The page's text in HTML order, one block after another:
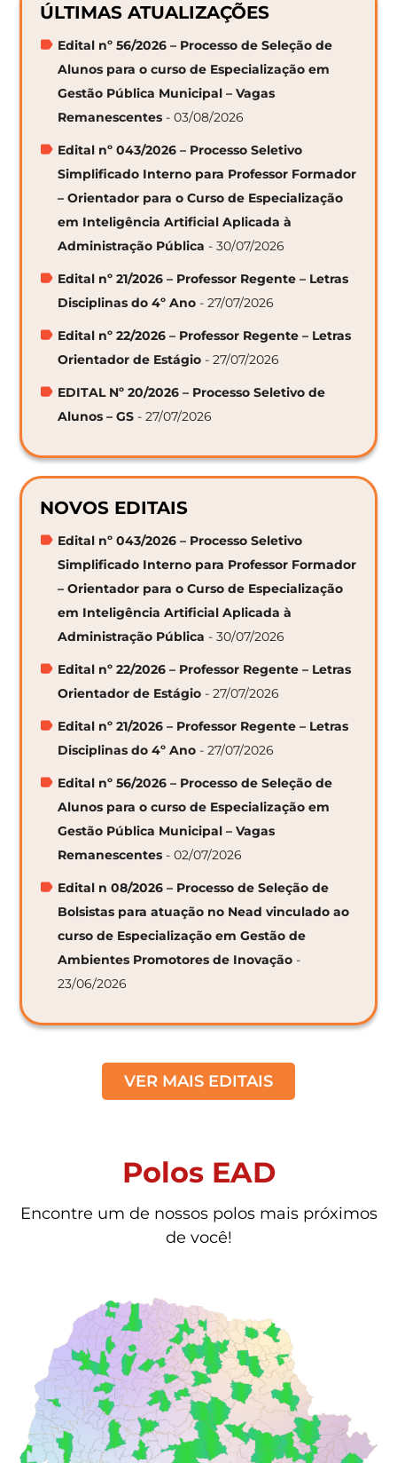
ÚLTIMAS ATUALIZAÇÕES
Edital nº 56/2026 – Processo de Seleção de
Alunos para o curso de Especialização em
Gestão Pública Municipal – Vagas
Remanescentes - 03/08/2026
Edital nº 043/2026 – Processo Seletivo
Simplificado Interno para Professor Formador
– Orientador para o Curso de Especialização
em Inteligência Artificial Aplicada à
Administração Pública - 30/07/2026
Edital nº 21/2026 – Professor Regente – Letras
Disciplinas do 4º Ano - 27/07/2026
Edital nº 22/2026 – Professor Regente – Letras
Orientador de Estágio - 27/07/2026
EDITAL Nº 20/2026 – Processo Seletivo de
Alunos – GS - 27/07/2026
NOVOS EDITAIS
Edital nº 043/2026 – Processo Seletivo
Simplificado Interno para Professor Formador
– Orientador para o Curso de Especialização
em Inteligência Artificial Aplicada à
Administração Pública - 30/07/2026
Edital nº 22/2026 – Professor Regente – Letras
Orientador de Estágio - 27/07/2026
Edital nº 21/2026 – Professor Regente – Letras
Disciplinas do 4º Ano - 27/07/2026
Edital nº 56/2026 – Processo de Seleção de
Alunos para o curso de Especialização em
Gestão Pública Municipal – Vagas
Remanescentes - 02/07/2026
Edital n 08/2026 – Processo de Seleção de
Bolsistas para atuação no Nead vinculado ao
curso de Especialização em Gestão de
Ambientes Promotores de Inovação -
23/06/2026
VER MAIS EDITAIS
Polos EAD
Encontre um de nossos polos mais próximos
de você!